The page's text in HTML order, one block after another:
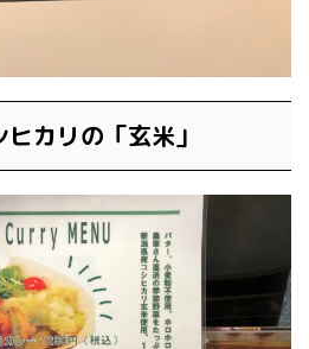
カリの「玄米」